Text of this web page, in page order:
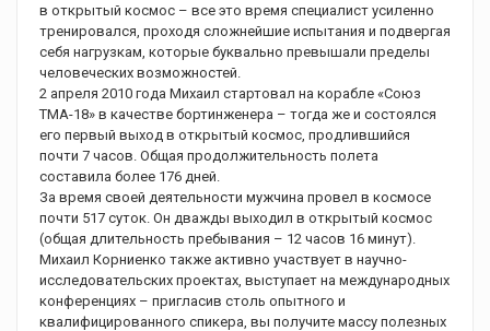
в открытый космос – все это время специалист усиленно
тренировался, проходя сложнейшие испытания и подвергая
себя нагрузкам, которые буквально превышали пределы
человеческих возможностей.
2 апреля 2010 года Михаил стартовал на корабле «Союз
ТМА-18» в качестве бортинженера – тогда же и состоялся
его первый выход в открытый космос, продлившийся
почти 7 часов. Общая продолжительность полета
составила более 176 дней.
За время своей деятельности мужчина провел в космосе
почти 517 суток. Он дважды выходил в открытый космос
(общая длительность пребывания – 12 часов 16 минут).
Михаил Корниенко также активно участвует в научно-
исследовательских проектах, выступает на международных
конференциях – пригласив столь опытного и
квалифицированного спикера, вы получите массу полезных